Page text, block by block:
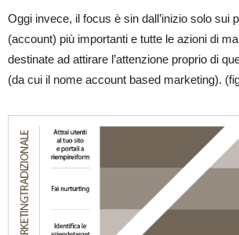
Oggi invece, il focus è sin dall’inizio solo sui
(account) più importanti e tutte le azioni di
destinate ad attirare l’attenzione proprio di
(da cui il nome account based marketing).